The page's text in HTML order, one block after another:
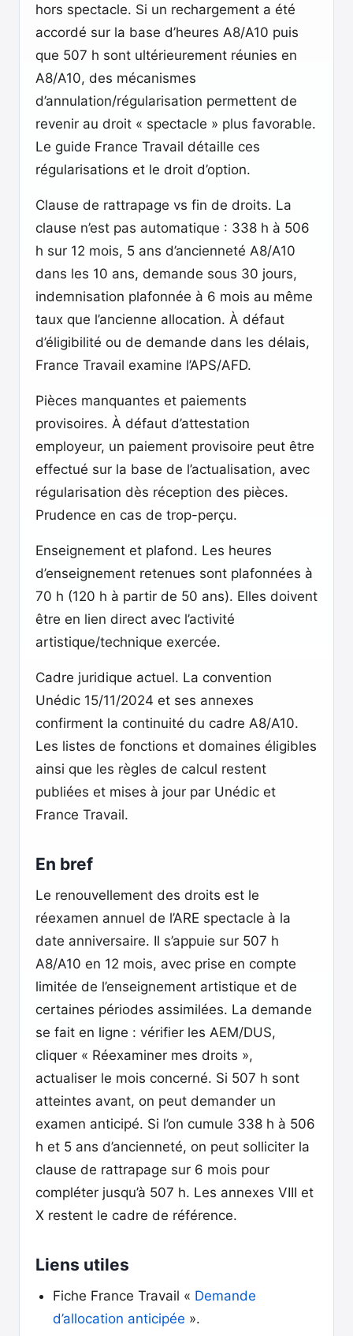
hors spectacle. Si un rechargement a été
accordé sur la base d’heures A8/A10 puis
que 507 h sont ultérieurement réunies en
A8/A10, des mécanismes
d’annulation/régularisation permettent de
revenir au droit « spectacle » plus favorable.
Le guide France Travail détaille ces
régularisations et le droit d’option.
Clause de rattrapage vs fin de droits. La
clause n’est pas automatique : 338 h à 506
h sur 12 mois, 5 ans d’ancienneté A8/A10
dans les 10 ans, demande sous 30 jours,
indemnisation plafonnée à 6 mois au même
taux que l’ancienne allocation. À défaut
d’éligibilité ou de demande dans les délais,
France Travail examine l’APS/AFD.
Pièces manquantes et paiements
provisoires. À défaut d’attestation
employeur, un paiement provisoire peut être
effectué sur la base de l’actualisation, avec
régularisation dès réception des pièces.
Prudence en cas de trop-perçu.
Enseignement et plafond. Les heures
d’enseignement retenues sont plafonnées à
70 h (120 h à partir de 50 ans). Elles doivent
être en lien direct avec l’activité
artistique/technique exercée.
Cadre juridique actuel. La convention
Unédic 15/11/2024 et ses annexes
confirment la continuité du cadre A8/A10.
Les listes de fonctions et domaines éligibles
ainsi que les règles de calcul restent
publiées et mises à jour par Unédic et
France Travail.
En bref
Le renouvellement des droits est le
réexamen annuel de l’ARE spectacle à la
date anniversaire. Il s’appuie sur 507 h
A8/A10 en 12 mois, avec prise en compte
limitée de l’enseignement artistique et de
certaines périodes assimilées. La demande
se fait en ligne : vérifier les AEM/DUS,
cliquer « Réexaminer mes droits »,
actualiser le mois concerné. Si 507 h sont
atteintes avant, on peut demander un
examen anticipé. Si l’on cumule 338 h à 506
h et 5 ans d’ancienneté, on peut solliciter la
clause de rattrapage sur 6 mois pour
compléter jusqu’à 507 h. Les annexes VIII et
X restent le cadre de référence.
Liens utiles
Fiche France Travail « Demande
d’allocation anticipée ».